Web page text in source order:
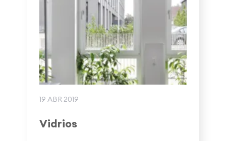
19 ABR 2019
Vidrios